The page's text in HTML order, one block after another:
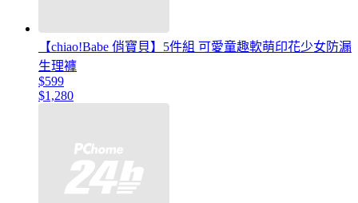
【chiao!Babe 俏寶貝】5件組 可愛童趣軟萌印花少女防漏
生理褲
$599
$1,280